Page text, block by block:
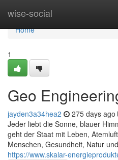
wise-social
Home
Home
1
Geo
jayden3a34hea2 275 days ago
Jeder liebt die Sonne, blauer
geht der Staat mit Leben,
Menschen, Gesundheit, Natur
https://www.skalar-